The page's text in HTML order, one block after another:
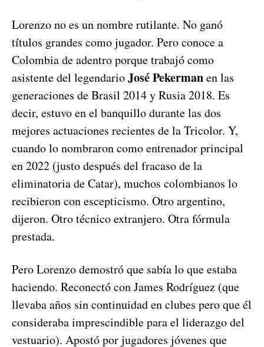
Lorenzo no es un nombre rutilante. No ganó
títulos grandes como jugador. Pero conoce a
Colombia de adentro porque trabajó como
asistente del legendarioJosé Pekermanen las
generaciones de Brasil 2014 y Rusia 2018. Es
decir, estuvo en el banquillo durante las dos
mejores actuaciones recientes de la Tricolor. Y,
cuando lo nombraron como entrenador principal
en 2022 (justo después del fracaso de la
eliminatoria de Catar), muchos colombianos lo
recibieron con escepticismo. Otro argentino,
dijeron. Otro técnico extranjero. Otra fórmula
prestada.
Pero Lorenzo demostró que sabía lo que estaba
haciendo. Reconectó con James Rodríguez (que
llevaba años sin continuidad en clubes pero que él
consideraba imprescindible para el liderazgo del
vestuario). Apostó por jugadores jóvenes que